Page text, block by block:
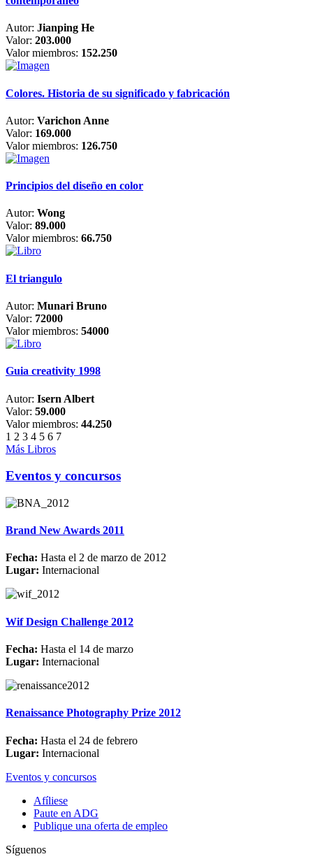
Autor: Jianping He
Valor: 203.000
Valor miembros: 152.250
Colores. Historia de su significado y fabricación
Autor: Varichon Anne
Valor: 169.000
Valor miembros: 126.750
Principios del diseño en color
Autor: Wong
Valor: 89.000
Valor miembros: 66.750
El triangulo
Autor: Munari Bruno
Valor: 72000
Valor miembros: 54000
Guia creativity 1998
Autor: Isern Albert
Valor: 59.000
Valor miembros: 44.250
1 2 3 4 5 6 7
Más Libros
Eventos y concursos
Brand New Awards 2011
Fecha: Hasta el 2 de marzo de 2012
Lugar: Internacional
Wif Design Challenge 2012
Fecha: Hasta el 14 de marzo
Lugar: Internacional
Renaissance Photography Prize 2012
Fecha: Hasta el 24 de febrero
Lugar: Internacional
Eventos y concursos
Afíliese
Paute en ADG
Publique una oferta de empleo
Síguenos